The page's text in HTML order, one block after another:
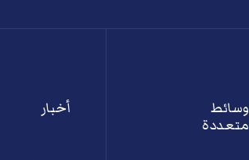
وسائط
متعددة
أخبار